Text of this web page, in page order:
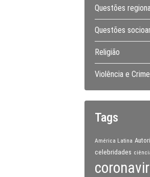
Questões
Questões
Religião
Violência e
Tags
América Latina
celebridades